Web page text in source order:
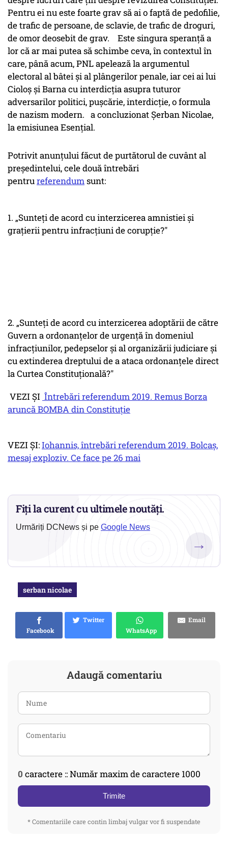
Pentru ei nu este foarte grav să ai o faptă de pedofilie,
de trafic de persoane, de sclavie, de trafic de droguri,
de omor deosebit de grav. Este singura speranță a
lor că ar mai putea să schimbe ceva, în contextul în
care, până acum, PNL apelează la argumentul
electoral al bâtei și al plângerilor penale, iar cei ai lui
Cioloș și Barna cu interdicția asupra tuturor
adversarilor politici, pușcărie, interdicție, o formula
de nazism modern. a concluzionat Șerban Nicolae,
la emisiunea Esențial.
Potrivit anunţului făcut de purtătorul de cuvânt al
preşedintelui, cele două întrebări
pentrureferendumsunt:
1. „Sunteți de acord cu interzicerea amnistiei și
grațierii pentru infracțiuni de corupție?"
2. „Sunteți de acord cu interzicerea adoptării de către
Guvern a ordonanțelor de urgență în domeniul
infracțiunilor, pedepselor și al organizării judiciare și
cu extinderea dreptului de a ataca ordonanțele direct
la Curtea Constituțională?"
VEZI ȘI Întrebări referendum 2019. Remus Borza
aruncă BOMBA din Constituție
VEZI ȘI:Iohannis, întrebări referendum 2019. Bolcaș,
mesaj exploziv. Ce face pe 26 mai
Fiți la curent cu ultimele noutăți.
Urmăriți DCNews și pe Google News
→
serban nicolae
Facebook
Twitter
WhatsApp
Email
Adaugă comentariu
0 caractere :: Număr maxim de caractere 1000
Trimite
* Comentariile care contin limbaj vulgar vor fi suspendate